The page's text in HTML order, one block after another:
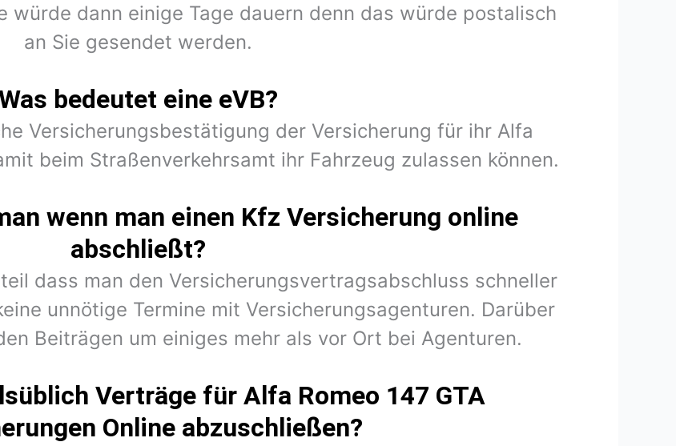
würde dann einige Tage dauern denn das würde postalisch
an Sie gesendet werden.
bedeutet eine eVB?
Versicherungsbestätigung der Versicherung für ihr Alfa
beim Straßenverkehrsamt ihr Fahrzeug zulassen können.
wenn man einen Kfz Versicherung online
abschließt?
dass man den Versicherungsvertragsabschluss schneller
unnötige Termine mit Versicherungsagenturen. Darüber
Beiträgen um einiges mehr als vor Ort bei Agenturen.
Verträge für Alfa Romeo 147 GTA
Online abzuschließen?